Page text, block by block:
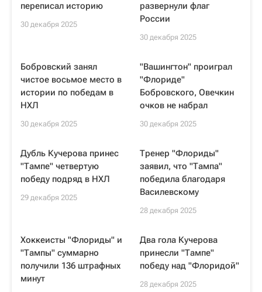
переписал историю
30 декабря 2025
развернули флаг
России
30 декабря 2025
Бобровский занял
чистое восьмое место в
истории по победам в
НХЛ
30 декабря 2025
"Вашингтон" проиграл
"Флориде"
Бобровского, Овечкин
очков не набрал
30 декабря 2025
Дубль Кучерова принес
"Тампе" четвертую
победу подряд в НХЛ
29 декабря 2025
Тренер "Флориды"
заявил, что "Тампа"
победила благодаря
Василевскому
28 декабря 2025
Хоккеисты "Флориды" и
"Тампы" суммарно
получили 136 штрафных
минут
Два гола Кучерова
принесли "Тампе"
победу над "Флоридой"
28 декабря 2025